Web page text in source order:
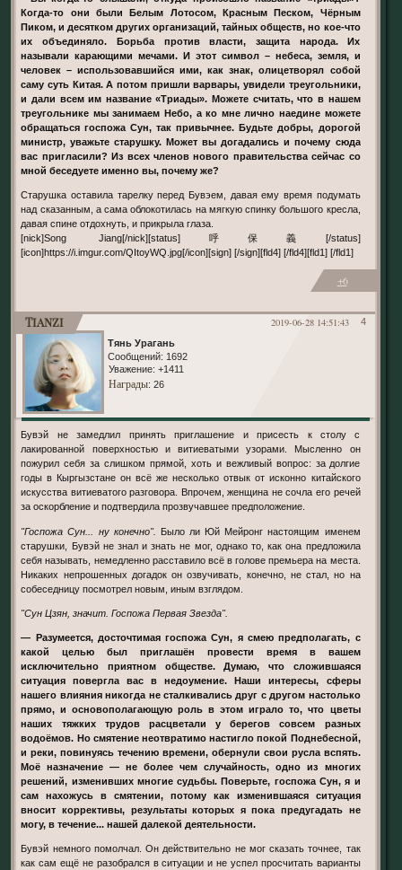
Когда-то они были Белым Лотосом, Красным Песком, Чёрным
Пиком, и десятком других организаций, тайных обществ, но кое-что
их объединяло. Борьба против власти, защита народа. Их
называли карающими мечами. И этот символ – небеса, земля, и
человек – использовавшийся ими, как знак, олицетворял собой
саму суть Китая. А потом пришли варвары, увидели треугольники,
и дали всем им название «Триады». Можете считать, что в нашем
треугольнике мы занимаем Небо, а ко мне лично наедине можете
обращаться госпожа Сун, так привычнее. Будьте добры, дорогой
министр, уважьте старушку. Может вы догадались и почему сюда
вас пригласили? Из всех членов нового правительства сейчас со
мной беседуете именно вы, почему же?
Старушка оставила тарелку перед Бувэем, давая ему время подумать
над сказанным, а сама облокотилась на мягкую спинку большого кресла,
давая спине отдохнуть, и прикрыла глаза.
[nick]Song Jiang[/nick][status]呼保義[/status]
[icon]https://i.imgur.com/QItoyWQ.jpg[/icon][sign] [/sign][fld4] [/fld4][fld1] [/fld1]
+6
4
2019-06-28 14:51:43
Tianzi
Тянь Урагань
Сообщений: 1692
Уважение: +1411
Награды: 26
Бувэй не замедлил принять приглашение и присесть к столу с
лакированной поверхностью и витиеватыми узорами. Мысленно он
пожурил себя за слишком прямой, хоть и вежливый вопрос: за долгие
годы в Кыргызстане он всё же несколько отвык от исконно китайского
искусства витиеватого разговора. Впрочем, женщина не сочла его речей
за оскорбление и подтвердила прозвучавшее предположение.
"Госпожа Сун... ну конечно".
Было ли Юй Мейронг настоящим именем
старушки, Бувэй не знал и знать не мог, однако то, как она предложила
себя называть, немедленно расставило всё в голове премьера на места.
Никаких непрошенных догадок он озвучивать, конечно, не стал, но на
собеседницу посмотрел новым, иным взглядом.
"Сун Цзян, значит. Госпожа Первая Звезда".
— Разумеется, досточтимая госпожа Сун, я смею предполагать, с
какой целью был приглашён провести время в вашем
исключительно приятном обществе. Думаю, что сложившаяся
ситуация повергла вас в недоумение. Наши интересы, сферы
нашего влияния никогда не сталкивались друг с другом настолько
прямо, и основополагающую роль в этом играло то, что цветы
наших тяжких трудов расцветали у берегов совсем разных
водоёмов. Но смятение неотвратимо настигло покой Поднебесной,
и реки, повинуясь течению времени, обернули свои русла вспять.
Моё назначение — не более чем случайность, одно из многих
решений, изменивших многие судьбы. Поверьте, госпожа Сун, я и
сам нахожусь в смятении, потому как изменившаяся ситуация
вносит коррективы, результаты которых я пока предугадать не
могу, в течение... нашей далекой деятельности.
Бувэй немного помолчал. Он действительно не мог сказать точнее, так
как сам ещё не разобрался в ситуации и не успел просчитать варианты